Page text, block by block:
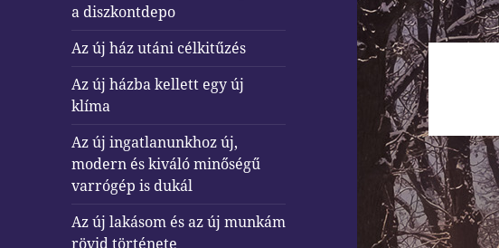
a diszkontdepo
Az új ház utáni célkitűzés
Az új házba kellett egy új
klíma
Az új ingatlanunkhoz új,
modern és kiváló minőségű
varrógép is dukál
Az új lakásom és az új munkám
rövid története